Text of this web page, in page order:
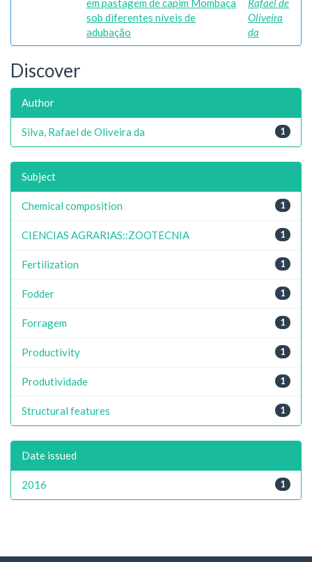
em pastagem de capim Mombaça
sob diferentes níveis de
adubação
Rafael de
Oliveira
da
Discover
Author
1
Silva, Rafael de Oliveira da
Subject
1
Chemical composition
1
CIENCIAS AGRARIAS::ZOOTECNIA
1
Fertilization
1
Fodder
1
Forragem
1
Productivity
1
Produtividade
1
Structural features
Date issued
1
2016